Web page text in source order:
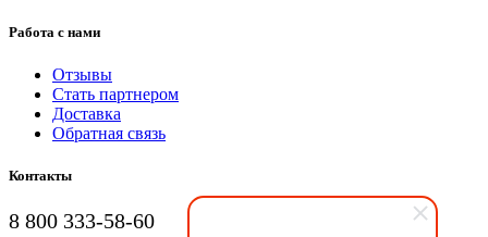
Работа с нами
Отзывы
Стать партнером
Доставка
Обратная связь
Контакты
8 800 333-58-60